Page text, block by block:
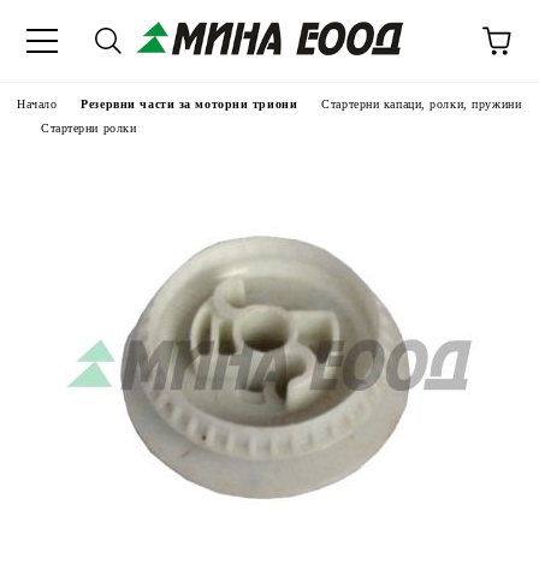
Начало Резервни части за моторни триони
Стартерни капаци, ролки, пружини
Стартерни ролки